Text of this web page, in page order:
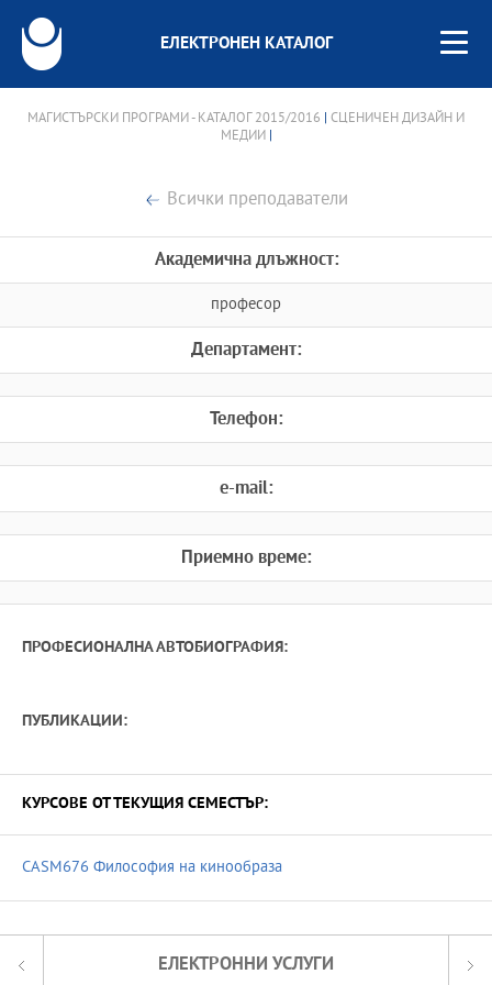
ЕЛЕКТРОНЕН КАТАЛОГ
МАГИСТЪРСКИ ПРОГРАМИ - КАТАЛОГ 2015/2016
СЦЕНИЧЕН ДИЗАЙН И
МЕДИИ|
Всички преподаватели
Академична длъжност:
професор
Департамент:
Телефон:
e-mail:
Приемно време:
ПРОФЕСИОНАЛНА АВТОБИОГРАФИЯ:
ПУБЛИКАЦИИ:
КУРСОВЕ ОТ ТЕКУЩИЯ СЕМЕСТЪР:
CASM676 Философия на кинообраза
ЕЛЕКТРОННИ УСЛУГИ